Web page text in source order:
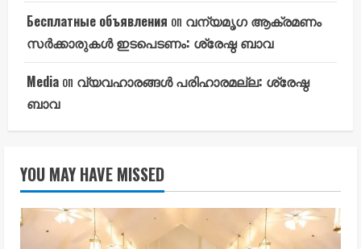
Бесплатные объявления on വന്യമൃഗ ആക്രമണം
സർക്കാരുകൾ ഇടപെടണം: ശ്രേഷ്ഠ ബാവ
Media on വ്യവഹാരങ്ങൾ പരിഹാരമല്ല: ശ്രേഷ്ഠ
ബാവ
YOU MAY HAVE MISSED